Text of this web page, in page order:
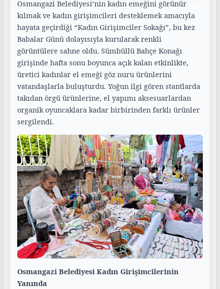
Osmangazi Belediyesi’nin kadın emeğini görünür
kılmak ve kadın girişimcileri desteklemek amacıyla
hayata geçirdiği “Kadın Girişimciler Sokağı”, bu kez
Babalar Günü dolayısıyla kurularak renkli
görüntülere sahne oldu. Sümbüllü Bahçe Konağı
girişinde hafta sonu boyunca açık kalan etkinlikte,
üretici kadınlar el emeği göz nuru ürünlerini
vatandaşlarla buluşturdu. Yoğun ilgi gören stantlarda
takıdan örgü ürünlerine, el yapımı aksesuarlardan
organik oyuncaklara kadar birbirinden farklı ürünler
sergilendi.
Osmangazi Belediyesi Kadın Girişimcilerinin
Yanında